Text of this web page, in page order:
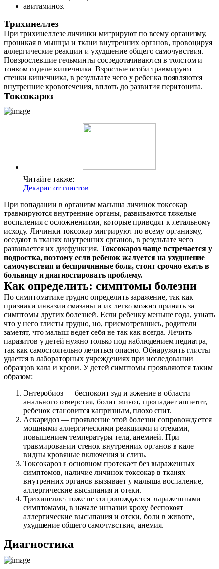
авитаминоз.
Трихинеллез
При трихинеллезе личинки мигрируют по всему организму,
проникая в мышцы и ткани внутренних органов, провоцируя
аллергические реакции и ухудшение общего самочувствия.
Повзрослевшие гельминты сосредотачиваются в толстом и
тонком отделе кишечника. Взрослые особи травмируют
стенки кишечника, в результате чего у ребенка появляются
внутренние кровотечения, вплоть до развития перитонита.
Токсокароз
Читайте также:
Декарис от глистов
При попадании в организм малыша личинок токсокар
травмируются внутренние органы, развиваются тяжелые
воспаления с осложнениями, которые приводят к летальному
исходу. Личинки токсокар мигрируют по всему организму,
оседают в тканях внутренних органов, в результате чего
развивается их дисфункция. Токсокароз чаще встречается у
подростка, поэтому если ребенок жалуется на ухудшение
самочувствия и беспричинные боли, стоит срочно ехать в
больницу и диагностировать проблему.
Как определить: симптомы болезни
По симптоматике трудно определить заражение, так как
признаки инвазии смазаны и их легко можно принять за
симптомы других болезней. Если ребенку меньше года, узнать
что у него глисты трудно, но, присмотревшись, родители
заметят, что малыш ведет себя не так как всегда. Лечить
паразитов у детей нужно только под наблюдением педиатра,
так как самостоятельно лечиться опасно. Обнаружить глисты
удается в лабораторных учреждениях при исследовании
образцов кала и крови. У детей симптомы проявляются таким
образом:
Энтеробиоз — беспокоит зуд и жжение в области
анального отверстия, болит живот, пропадает аппетит,
ребенок становится капризным, плохо спит.
Аскаридоз — проявление этой болезни сопровождается
мощными аллергическими реакциями и отеками,
повышением температуры тела, анемией. При
травмировании стенок внутренних органов в кале
видны кровяные включения и слизь.
Токсокароз в основном протекает без выраженных
симптомов, наличие личинок токсокар в тканях
внутренних органов вызывает у малыша воспаление,
аллергические высыпания и отеки.
Трихинеллез тоже не сопровождается выраженными
симптомами, в начале инвазии кроху беспокоят
аллергические высыпания и отеки, боли в животе,
ухудшение общего самочувствия, анемия.
Диагностика